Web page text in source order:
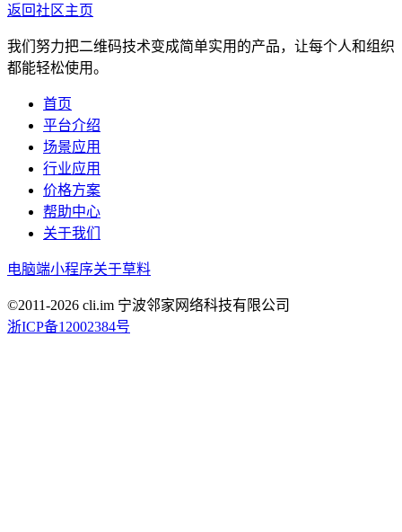
返回社区主页
我们努力把二维码技术变成简单实用的产品，让每个人和组织
都能轻松使用。
首页
平台介绍
场景应用
行业应用
价格方案
帮助中心
关于我们
电脑端小程序关于草料
©2011-2026 cli.im 宁波邻家网络科技有限公司
浙ICP备12002384号